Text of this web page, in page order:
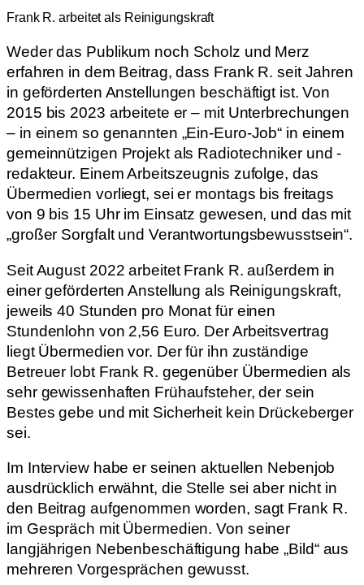
Frank R. arbeitet als Reinigungskraft
Weder das Publikum noch Scholz und Merz
erfahren in dem Beitrag, dass Frank R. seit Jahren
in geförderten Anstellungen beschäftigt ist. Von
2015 bis 2023 arbeitete er – mit Unterbrechungen
– in einem so genannten „Ein-Euro-Job“ in einem
gemeinnützigen Projekt als Radiotechniker und -
redakteur. Einem Arbeitszeugnis zufolge, das
Übermedien vorliegt, sei er montags bis freitags
von 9 bis 15 Uhr im Einsatz gewesen, und das mit
„großer Sorgfalt und Verantwortungsbewusstsein“.
Seit August 2022 arbeitet Frank R. außerdem in
einer geförderten Anstellung als Reinigungskraft,
jeweils 40 Stunden pro Monat für einen
Stundenlohn von 2,56 Euro. Der Arbeitsvertrag
liegt Übermedien vor. Der für ihn zuständige
Betreuer lobt Frank R. gegenüber Übermedien als
sehr gewissenhaften Frühaufsteher, der sein
Bestes gebe und mit Sicherheit kein Drückeberger
sei.
Im Interview habe er seinen aktuellen Nebenjob
ausdrücklich erwähnt, die Stelle sei aber nicht in
den Beitrag aufgenommen worden, sagt Frank R.
im Gespräch mit Übermedien. Von seiner
langjährigen Nebenbeschäftigung habe „Bild“ aus
mehreren Vorgesprächen gewusst.